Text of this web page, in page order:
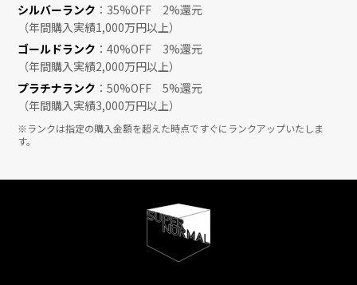
シルバーランク ：35%OFF 2%還元
（年間購入実績1,000万円以上）
ゴールドランク ：40%OFF 3%還元
（年間購入実績2,000万円以上）
プラチナランク ：50%OFF 5%還元
（年間購入実績3,000万円以上）
※ランクは指定の購入金額を超えた時点ですぐにランクアップいたしま
す。